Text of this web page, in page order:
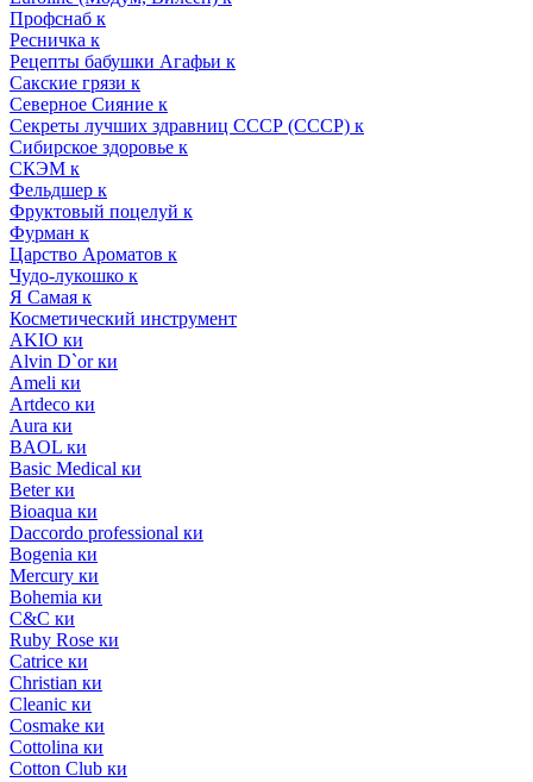
Профснаб к
Ресничка к
Рецепты бабушки Агафьи к
Сакские грязи к
Северное Сияние к
Секреты лучших здравниц СССР (СССР) к
Сибирское здоровье к
СКЭМ к
Фельдшер к
Фруктовый поцелуй к
Фурман к
Царство Ароматов к
Чудо-лукошко к
Я Самая к
Косметический инструмент
AKIO ки
Alvin D`or ки
Ameli ки
Artdeco ки
Aura ки
BAOL ки
Basic Medical ки
Beter ки
Bioaqua ки
Daccordo professional ки
Bogenia ки
Mercury ки
Bohemia ки
C&C ки
Ruby Rose ки
Catrice ки
Christian ки
Cleanic ки
Cosmake ки
Cottolina ки
Cotton Club ки